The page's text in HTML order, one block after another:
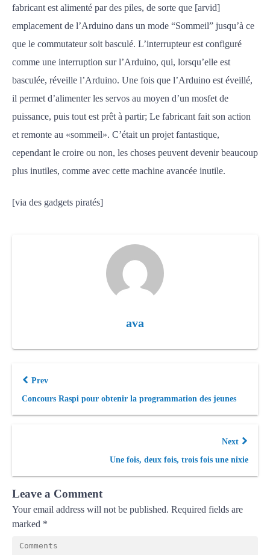
fabricant est alimenté par des piles, de sorte que [arvid]
emplacement de l’Arduino dans un mode “Sommeil” jusqu’à ce
que le commutateur soit basculé. L’interrupteur est configuré
comme une interruption sur l’Arduino, qui, lorsqu’elle est
basculée, réveille l’Arduino. Une fois que l’Arduino est éveillé,
il permet d’alimenter les servos au moyen d’un mosfet de
puissance, puis tout est prêt à partir; Le fabricant fait son action
et remonte au «sommeil». C’était un projet fantastique,
cependant le croire ou non, les choses peuvent devenir beaucoup
plus inutiles, comme avec cette machine avancée inutile.
[via des gadgets piratés]
ava
Prev
Concours Raspi pour obtenir la programmation des jeunes
Next
Une fois, deux fois, trois fois une nixie
Leave a Comment
Your email address will not be published. Required fields are
marked *